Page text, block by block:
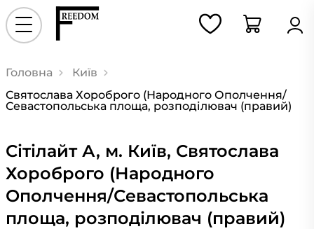
Головна
Київ
Святослава Хороброго (Народного Ополчення/
Севастопольська площа, розподілювач (правий)
Сiтiлайт А, м. Київ, Святослава
Хороброго (Народного
Ополчення/Севастопольська
площа, розподілювач (правий)